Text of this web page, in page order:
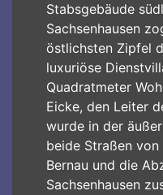
Stabsgebäude
Sachsenhausen
östlichsten Zipfel
luxuriöse
Quadratmeter
Eicke, den Leiter
wurde in der
beide Straßen
Bernau und die
Sachsenhausen